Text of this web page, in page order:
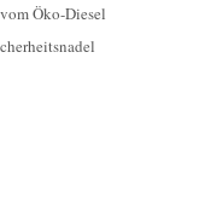
Öko-Diesel